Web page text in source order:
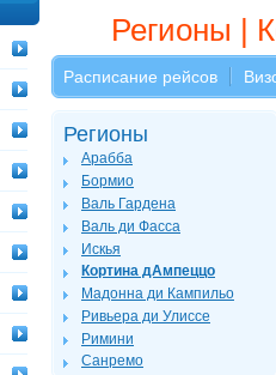
Регионы |
Расписание рейсов
Регионы
Арабба
Бормио
Валь Гардена
Валь ди Фасса
Искья
Кортина дАмпеццо
Мадонна ди Кампильо
Ривьера ди Улиссе
Римини
Санремо